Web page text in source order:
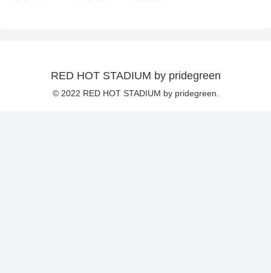
RED HOT STADIUM by pridegreen
© 2022 RED HOT STADIUM by pridegreen.